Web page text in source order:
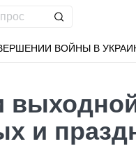
ВОЙНЫ В
Мариуполь
и